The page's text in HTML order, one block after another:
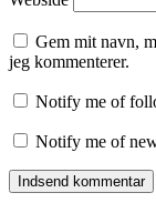
Gem mit navn,
jeg kommenterer.
Notify me of
Notify me of